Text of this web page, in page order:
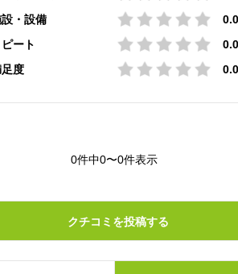
・設備
0.0
ピート
0.0
度
0.0
0件中0〜0件表示
クチコミを投稿する